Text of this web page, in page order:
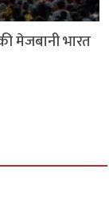
मेजबानी भारत